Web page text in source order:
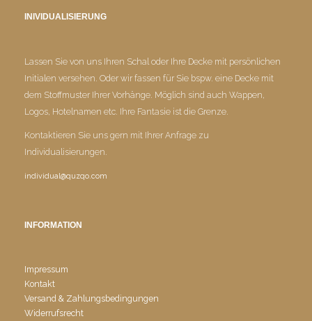
INIVIDUALISIERUNG
Lassen Sie von uns Ihren Schal oder Ihre Decke mit persönlichen
Initialen versehen. Oder wir fassen für Sie bspw. eine Decke mit
dem Stoffmuster Ihrer Vorhänge. Möglich sind auch Wappen,
Logos, Hotelnamen etc. Ihre Fantasie ist die Grenze.
Kontaktieren Sie uns gern mit Ihrer Anfrage zu
Individualisierungen.
individual@quzqo.com
INFORMATION
Impressum
Kontakt
Versand & Zahlungsbedingungen
Widerrufsrecht